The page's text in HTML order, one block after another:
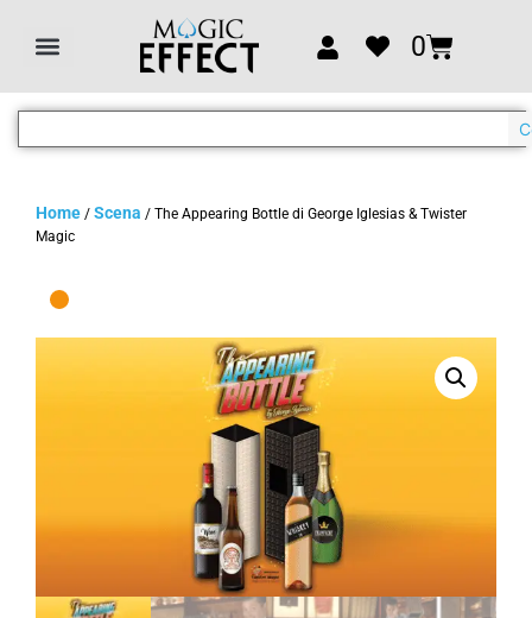
0
Home / Scena / The Appearing Bottle di George Iglesias & Twister
Magic